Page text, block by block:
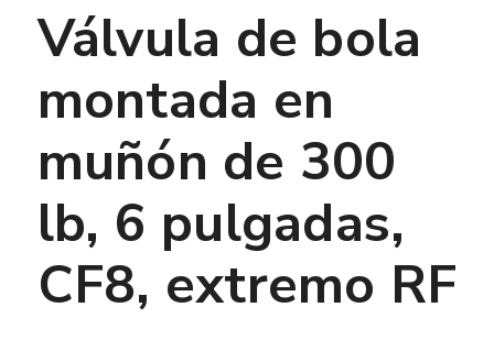
Válvula de bola
montada en
muñón de 300
lb, 6 pulgadas,
CF8, extremo RF